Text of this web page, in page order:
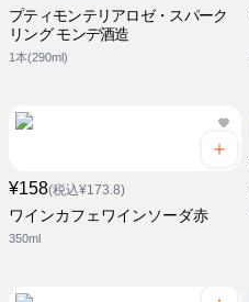
プティモンテリアロゼ・スパーク
リング モンデ酒造
1本(290ml)
¥158(税込¥173.8)
ワインカフェワインソーダ赤
350ml